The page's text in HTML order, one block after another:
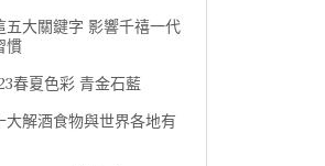
五大關鍵字 影響千禧一代
慣
春夏色彩 青金石藍
大解酒食物與世界各地有